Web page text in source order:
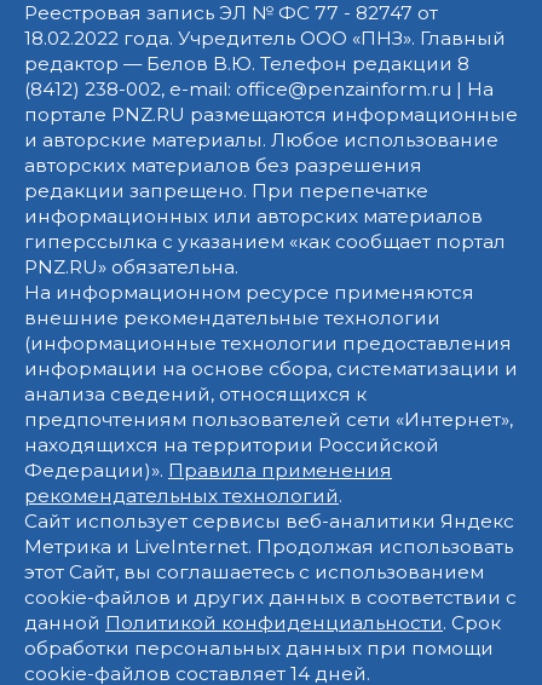
Реестровая запись ЭЛ № ФС 77 - 82747 от
18.02.2022 года. Учредитель ООО «ПНЗ». Главный
редактор — Белов В.Ю. Телефон редакции 8
(8412) 238-002, e-mail: office@penzainform.ru | На
портале PNZ.RU размещаются информационные
и авторские материалы. Любое использование
авторских материалов без разрешения
редакции запрещено. При перепечатке
информационных или авторских материалов
гиперссылка с указанием «как сообщает портал
PNZ.RU» обязательна.
На информационном ресурсе применяются
внешние рекомендательные технологии
(информационные технологии предоставления
информации на основе сбора, систематизации и
анализа сведений, относящихся к
предпочтениям пользователей сети «Интернет»,
находящихся на территории Российской
Федерации)». Правила применения
рекомендательных технологий.
Сайт использует сервисы веб-аналитики Яндекс
Метрика и LiveInternet. Продолжая использовать
этот Сайт, вы соглашаетесь с использованием
cookie-файлов и других данных в соответствии с
данной Политикой конфиденциальности. Срок
обработки персональных данных при помощи
cookie-файлов составляет 14 дней.